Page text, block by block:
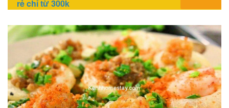
rẻ chỉ từ 300k